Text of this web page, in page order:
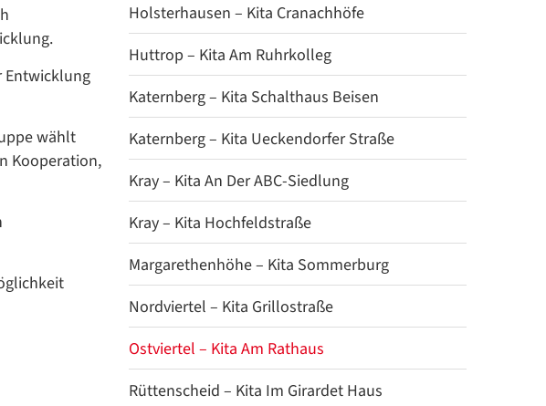
Entwicklung
wählt
Kooperation,
Holsterhausen – Kita Cranachhöfe
Huttrop – Kita Am Ruhrkolleg
Katernberg – Kita Schalthaus Beisen
Katernberg – Kita Ueckendorfer Straße
Kray – Kita An Der ABC-Siedlung
Kray – Kita Hochfeldstraße
Margarethenhöhe – Kita Sommerburg
Nordviertel – Kita Grillostraße
Ostviertel – Kita Am Rathaus
Rüttenscheid – Kita Im Girardet Haus